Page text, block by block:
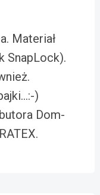
Materiał
SnapLock).
)
Dom-